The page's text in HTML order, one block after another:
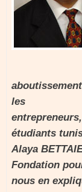
les
étudiants
Alaya
Fondation
nous en